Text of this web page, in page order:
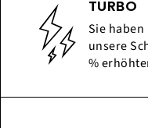
TURBO
Sie
unsere
%